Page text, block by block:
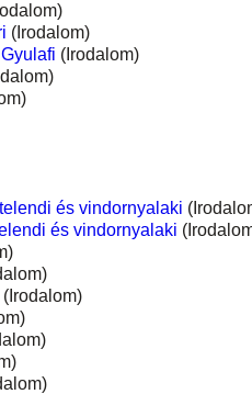
(Irodalom)
(Irodalom)
és vindornyalaki
és vindornyalaki
(Irodalom)